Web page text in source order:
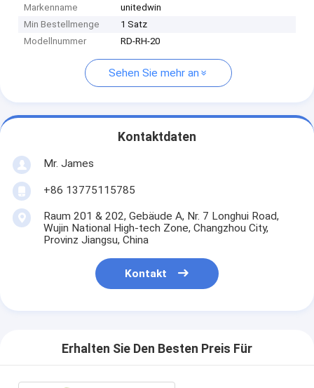
Markenname
unitedwin
Min Bestellmenge
1 Satz
Modellnummer
RD-RH-20
Sehen Sie mehr an
Kontaktdaten
Mr. James
+86 13775115785
Raum 201 & 202, Gebäude A, Nr. 7 Longhui Road,
Wujin National High-tech Zone, Changzhou City,
Provinz Jiangsu, China
Kontakt
Erhalten Sie Den Besten Preis Für